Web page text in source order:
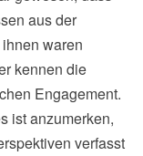
aus der
waren
kennen die
Engagement.
ist anzumerken,
verfasst